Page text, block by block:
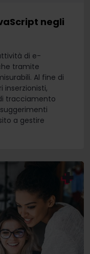
negli
di e-
tramite
Al fine di
inserzionisti,
tracciamento
a gestire